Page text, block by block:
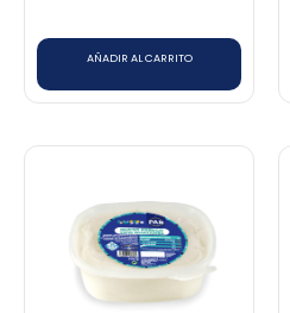
AÑADIR AL CARRITO